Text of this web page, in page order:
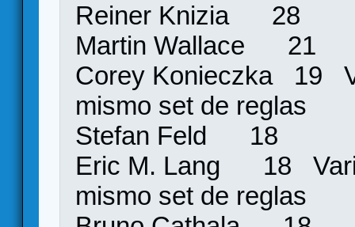
Reiner Knizia 28
Martin Wallace 21
Corey Konieczka 19
mismo set de reglas
Stefan Feld 18
Eric M. Lang 18
mismo set de reglas